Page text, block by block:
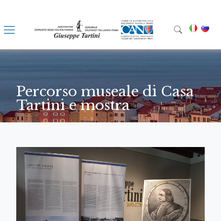
Percorso museale di Casa
Tartini e mostra